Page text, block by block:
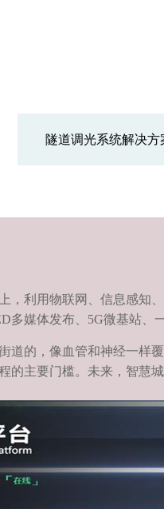
，利用物联网、信息感知
多媒体发布、5G微基站
道的，像血管和神经一样
的主要门槛。未来，智慧
隧道调光系统解决方